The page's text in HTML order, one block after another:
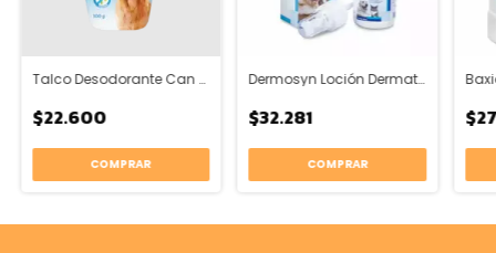
Talco Desodorante Can Amor 100gr
$22.600
COMPRAR
Dermosyn Loción Dermatológica
$32.281